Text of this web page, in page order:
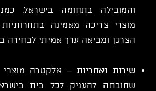
והמובילה בתחומה בישראל.
מוצרי צריכה מאמינה
הצרכן ומביאה ערך אמיתי לבחירה
שירות ואחריות– אלקטרה מוצרי
שחובתה להעניק לכל בית